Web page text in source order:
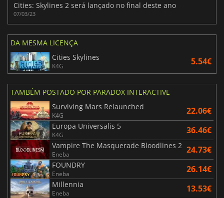
Cities: Skylines 2 será lançado no final deste ano
07/03/23
DA MESMA LICENÇA
Cities Skylines
K4G 5.54€
TAMBÉM POSTADO POR PARADOX INTERACTIVE
Surviving Mars Relaunched
K4G 22.06€
Europa Universalis 5
K4G 36.46€
Vampire The Masquerade Bloodlines 2
Eneba 24.73€
FOUNDRY
Eneba 26.14€
Millennia
Eneba 13.53€